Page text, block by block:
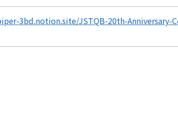
3bd.notion.site/JSTQB-20th-Anniversary-